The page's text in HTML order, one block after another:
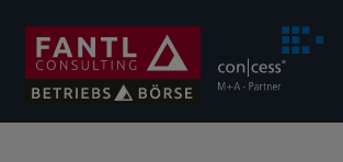
Inhalt